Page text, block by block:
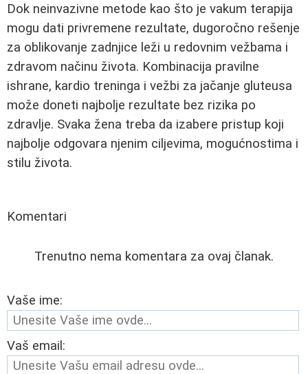
Dok neinvazivne metode kao što je vakum terapija
mogu dati privremene rezultate, dugoročno rešenje
za oblikovanje zadnjice leži u redovnim vežbama i
zdravom načinu života. Kombinacija pravilne
ishrane, kardio treninga i vežbi za jačanje gluteusa
može doneti najbolje rezultate bez rizika po
zdravlje. Svaka žena treba da izabere pristup koji
najbolje odgovara njenim ciljevima, mogućnostima i
stilu života.
Komentari
Trenutno nema komentara za ovaj članak.
Vaše ime:
Vaš email: